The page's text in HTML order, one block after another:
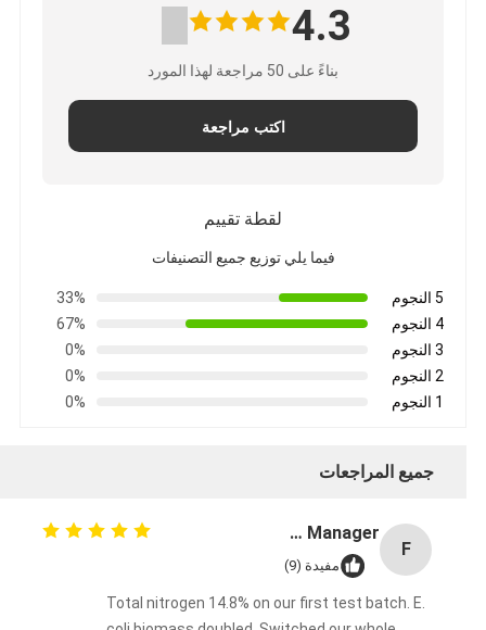
4.3
بناءً على 50 مراجعة لهذا المورد
اكتب مراجعة
لقطة تقييم
فيما يلي توزيع جميع التصنيفات
5 النجوم
33%
4 النجوم
67%
3 النجوم
0%
2 النجوم
0%
1 النجوم
0%
جميع المراجعات
F
Fermentation Manager
مفيدة (9)
Total nitrogen 14.8% on our first test batch. E.